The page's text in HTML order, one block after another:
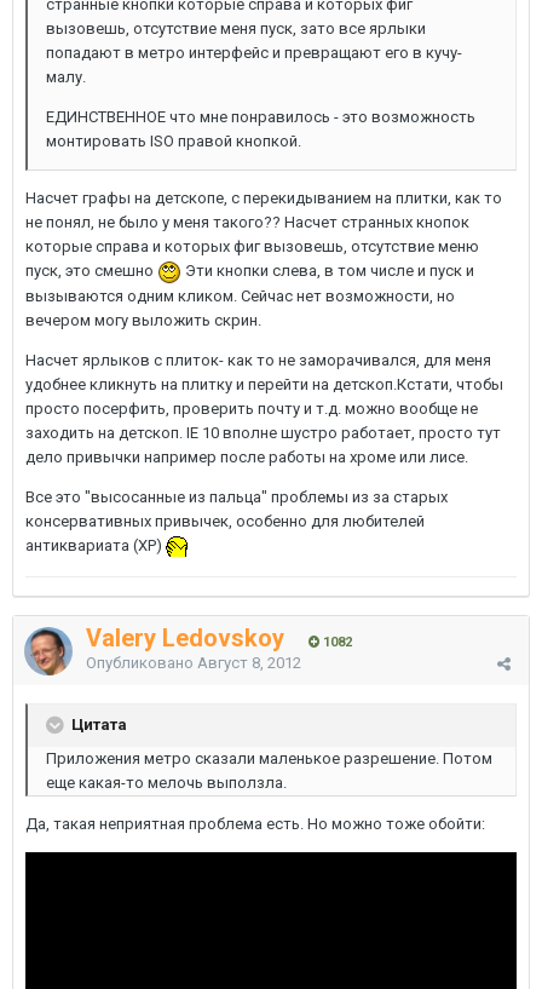
странные кнопки которые справа и которых фиг
вызовешь, отсутствие меня пуск, зато все ярлыки
попадают в метро интерфейс и превращают его в кучу-
малу.
ЕДИНСТВЕННОЕ что мне понравилось - это возможность
монтировать ISO правой кнопкой.
Насчет графы на детскопе, с перекидыванием на плитки, как то
не понял, не было у меня такого?? Насчет странных кнопок
которые справа и которых фиг вызовешь, отсутствие меню
пуск, это смешно
Эти кнопки слева, в том числе и пуск и
вызываются одним кликом. Сейчас нет возможности, но
вечером могу выложить скрин.
Насчет ярлыков с плиток- как то не заморачивался, для меня
удобнее кликнуть на плитку и перейти на детскоп.Кстати, чтобы
просто посерфить, проверить почту и т.д. можно вообще не
заходить на детскоп. IE 10 вполне шустро работает, просто тут
дело привычки например после работы на хроме или лисе.
Все это "высосанные из пальца" проблемы из за старых
консервативных привычек, особенно для любителей
антиквариата (ХР)
Valery Ledovskoy 1082
Опубликовано Август 8, 2012
Цитата
Приложения метро сказали маленькое разрешение. Потом
еще какая-то мелочь выползла.
Да, такая неприятная проблема есть. Но можно тоже обойти: